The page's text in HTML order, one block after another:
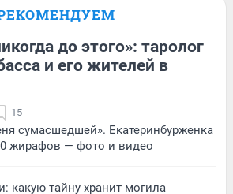
до этого»: таролог
и его жителей в
15
сумасшедшей». Екатеринбурженка
жирафов — фото и видео
какую тайну хранит могила